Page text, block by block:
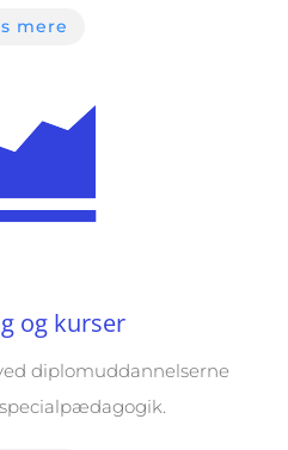
mere
og kurser
diplomuddannelserne